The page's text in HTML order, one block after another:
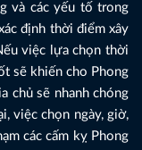
và các yếu tố trong
định thời điểm xây
việc lựa chọn thời
sẽ khiến cho Phong
chủ sẽ nhanh chóng
việc chọn ngày, giờ,
các cấm kỵ Phong